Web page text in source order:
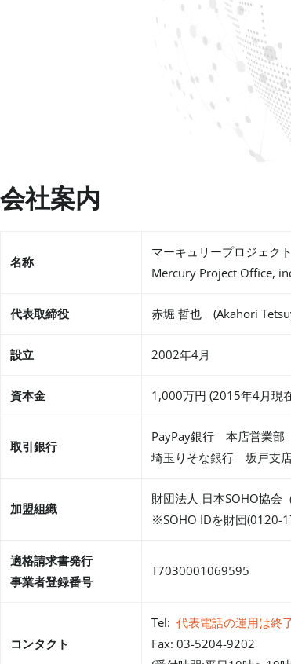
会社案内
名称
マーキュリープロジェク
Mercury Project Office,
代表取締役 赤堀 哲也 (Akahori
設立 2002年4月
資本金 1,000万円 (2015年4月現
取引銀行
PayPay銀行 本店営業部
埼玉りそな銀行 坂戸支
加盟組織
財団法人 日本SOHO協会
※SOHO IDを財団(0120-
適格請求書発行
事業者登録番号
T7030001069595
コンタクト
Tel: 代表電話の運用は終
Fax: 03-5204-9202